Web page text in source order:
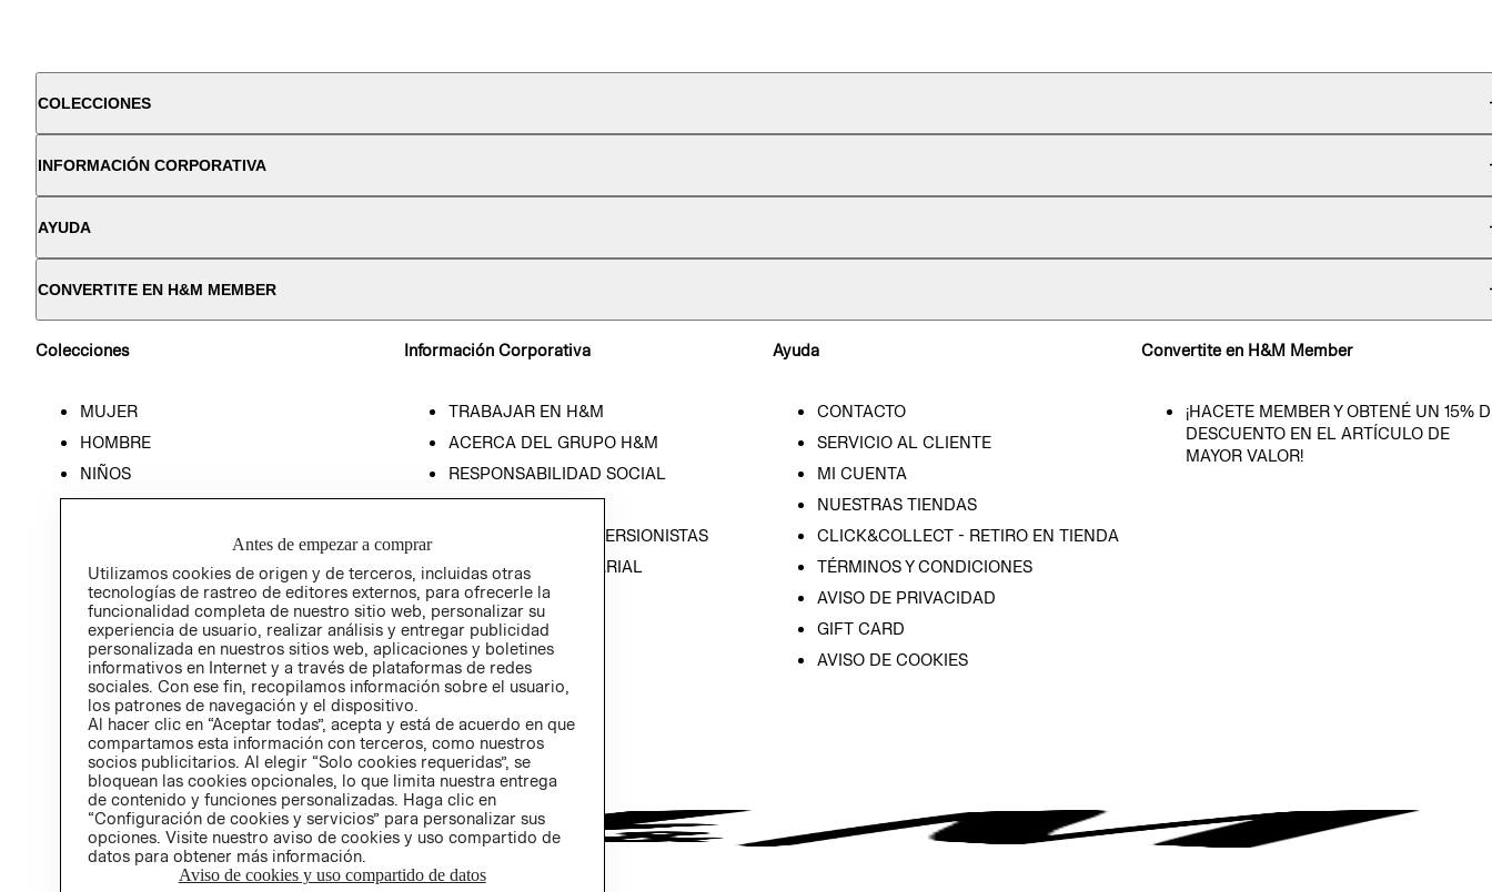
COLECCIONES
INFORMACIÓN CORPORATIVA
AYUDA
CONVERTITE EN H&M MEMBER
Colecciones
MUJER
HOMBRE
NIÑOS
HOME
Información Corporativa
TRABAJAR EN H&M
ACERCA DEL GRUPO H&M
RESPONSABILIDAD SOCIAL
PRENSA
RELACIÓN CON INVERSIONISTAS
POLÍTICA EMPRESARIAL
Ayuda
CONTACTO
SERVICIO AL CLIENTE
MI CUENTA
NUESTRAS TIENDAS
CLICK&COLLECT - RETIRO EN TIENDA
TÉRMINOS Y CONDICIONES
AVISO DE PRIVACIDAD
GIFT CARD
AVISO DE COOKIES
Convertite en H&M Member
¡HACETE MEMBER Y OBTENÉ UN 15%
DESCUENTO EN EL ARTÍCULO DE
MAYOR VALOR!
Antes de empezar a comprar
Utilizamos cookies de origen y de terceros, incluidas otras
tecnologías de rastreo de editores externos, para ofrecerle la
funcionalidad completa de nuestro sitio web, personalizar su
experiencia de usuario, realizar análisis y entregar publicidad
personalizada en nuestros sitios web, aplicaciones y boletines
informativos en Internet y a través de plataformas de redes
sociales. Con ese fin, recopilamos información sobre el usuario,
los patrones de navegación y el dispositivo.
Al hacer clic en “Aceptar todas”, acepta y está de acuerdo en que
compartamos esta información con terceros, como nuestros
socios publicitarios. Al elegir “Solo cookies requeridas”, se
bloquean las cookies opcionales, lo que limita nuestra entrega
de contenido y funciones personalizadas. Haga clic en
“Configuración de cookies y servicios” para personalizar sus
opciones. Visite nuestro aviso de cookies y uso compartido de
datos para obtener más información.
Aviso de cookies y uso compartido de datos